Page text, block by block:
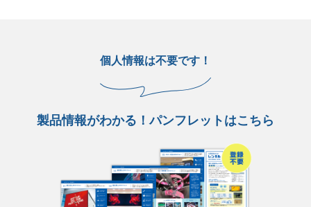
個人情報は不要です！
製品情報がわかる！パンフレットはこちら